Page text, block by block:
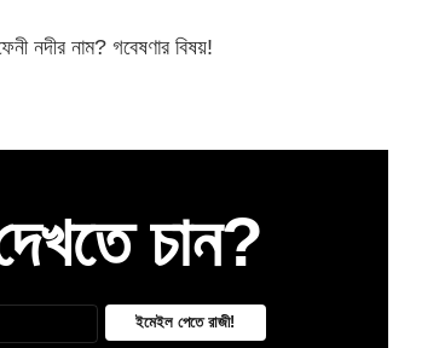
নদীর নাম? গবেষণার বিষয়!
চান?